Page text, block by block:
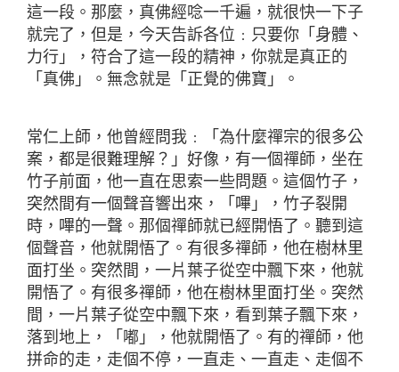
這一段。那麼，真佛經唸一千遍，就很快一下子
就完了，但是，今天告訴各位﹕只要你「身體、
力行」，符合了這一段的精神，你就是真正的
「真佛」。無念就是「正覺的佛寶」。
常仁上師，他曾經問我﹕「為什麼禪宗的很多公
案，都是很難理解？」好像，有一個禪師，坐在
竹子前面，他一直在思索一些問題。這個竹子，
突然間有一個聲音響出來，「嗶」，竹子裂開
時，嗶的一聲。那個禪師就已經開悟了。聽到這
個聲音，他就開悟了。有很多禪師，他在樹林里
面打坐。突然間，一片葉子從空中飄下來，他就
開悟了。有很多禪師，他在樹林里面打坐。突然
間，一片葉子從空中飄下來，看到葉子飄下來，
落到地上，「嘟」，他就開悟了。有的禪師，他
拼命的走，走個不停，一直走、一直走、走個不